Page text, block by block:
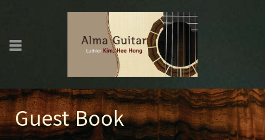
Guest Book